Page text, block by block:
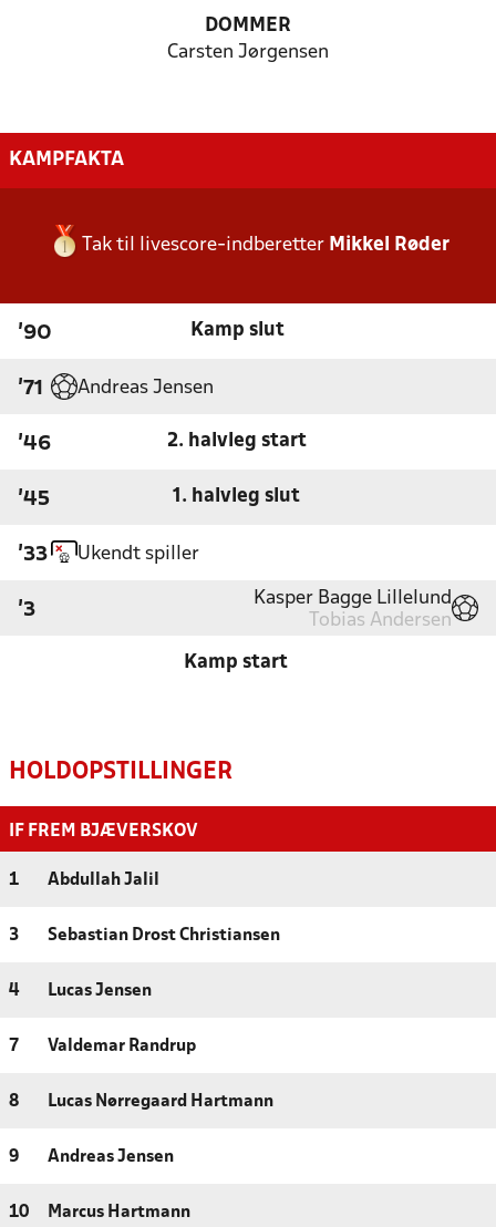
DOMMER
Carsten Jørgensen
KAMPFAKTA
Tak til livescore-indberetter Mikkel Røder
'90 Kamp slut
'71 Andreas Jensen
'46 2. halvleg start
'45 1. halvleg slut
'33 Ukendt spiller
'3
Kasper Bagge Lillelund
Tobias Andersen
Kamp start
HOLDOPSTILLINGER
IF FREM BJÆVERSKOV
1 Abdullah Jalil
3 Sebastian Drost Christiansen
4 Lucas Jensen
7 Valdemar Randrup
8 Lucas Nørregaard Hartmann
9 Andreas Jensen
10 Marcus Hartmann